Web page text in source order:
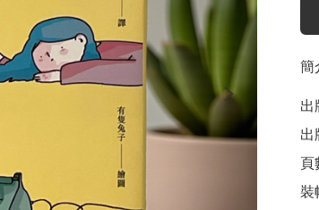
簡
出
出
頁
裝